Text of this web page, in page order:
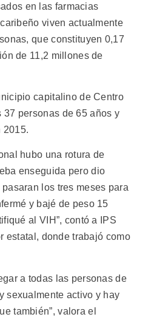
en las farmacias
viven actualmente
que constituyen 0,17
de 11,2 millones de
capitalino de Centro
37 personas de 65 años y
2015.
hubo una rotura de
enseguida pero dio
los tres meses para
y bajé de peso 15
al VIH”, contó a IPS
estatal, donde trabajó como
a todas las personas de
sexualmente activo y hay
también”, valora el